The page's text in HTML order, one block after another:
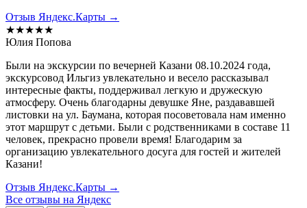
Отзыв Яндекс.Карты →
★★★★★
Юлия Попова
Были на экскурсии по вечерней Казани 08.10.2024 года,
экскурсовод Ильгиз увлекательно и весело рассказывал
интересные факты, поддерживал легкую и дружескую
атмосферу. Очень благодарны девушке Яне, раздававшей
листовки на ул. Баумана, которая посоветовала нам именно
этот маршрут с детьми. Были с родственниками в составе 11
человек, прекрасно провели время! Благодарим за
организацию увлекательного досуга для гостей и жителей
Казани!
Отзыв Яндекс.Карты →
Все отзывы на Яндекс